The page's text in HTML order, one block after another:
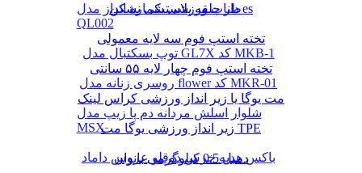
طناب ورزشی شماره انداز مدل
QL002
توپ بسکتبال مدل GL7X کد MKB-1
روسری زنانه مدل flower کد MKR-01
شلوار اسلش مردانه دم پا زیپ مدل
MSX
باکس هدیه خرس دوقلو عروس داماد
دار حلقه پلاستیکی نشکن es
تخته استپ فوم سه لایه معمولی
تخته استپ فوم چهار لایه ۵۵ سانتی
مت یوگا یا زیر انداز ورزشی کراس لینک
زیر انداز ورزشی یوگا مت TPE
دمبل 0.5 کیلوگرمی بانوان